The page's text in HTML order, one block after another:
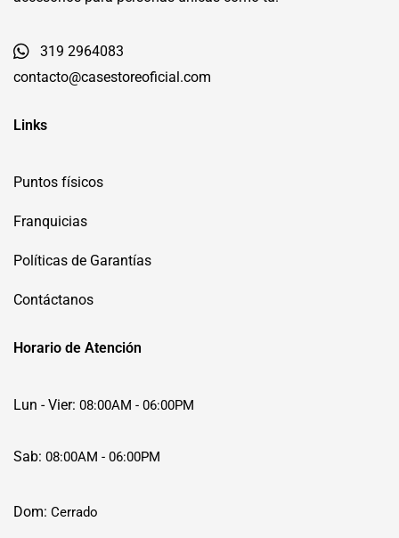
319 2964083
contacto@casestoreoficial.com
Links
Puntos físicos
Franquicias
Políticas de Garantías
Contáctanos
Horario de Atención
Lun - Vier: 08:00AM - 06:00PM
Sab: 08:00AM - 06:00PM
Dom: Cerrado